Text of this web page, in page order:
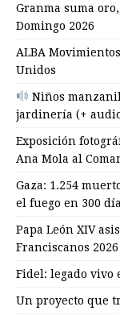
Granma suma
Domingo 2026
ALBA
Unidos
Niños
jardinería (+
Exposición
Ana Mola al
Gaza: 1.254
el fuego en 300
Papa León XIV
Franciscanos 2026
Fidel: legado vivo
Un proyecto que